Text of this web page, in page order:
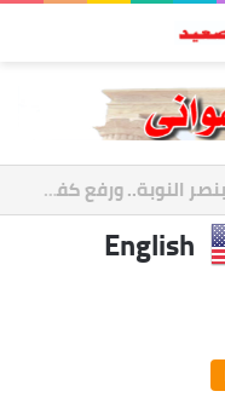
أسوان تعزز الشراكة الأمنية.. المحافظ ومدير الأمن يبحثان ملفات الأمن والتنميه
English